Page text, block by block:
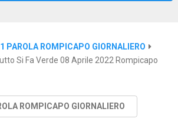
PAROLA ROMPICAPO GIORNALIERO
Si Fa Verde 08 Aprile 2022 Rompicapo
ROMPICAPO GIORNALIERO